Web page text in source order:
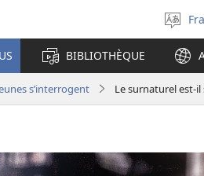
BIBLIOTHÈQUE
s’interrogent Le surnaturel est-il